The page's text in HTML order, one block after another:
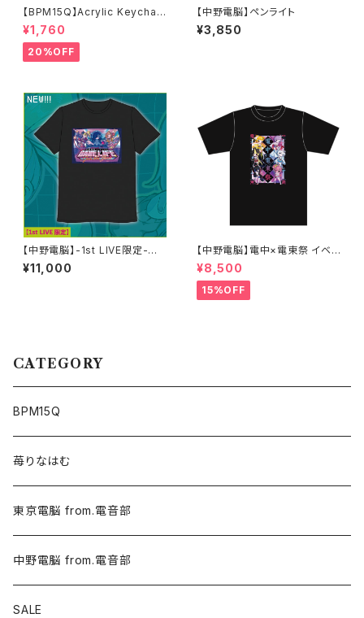
【BPM15Q】Acrylic Keychain
(rinahamu)
¥1,760
20%OFF
【中野電脳】ペンライト
¥3,850
【中野電脳】-1st LIVE限定-全
員サイン入りTシャツ
¥11,000
【中野電脳】電中×電東祭 イベン
ト限定Tシャツ（中野電脳サイン
入りver.）
¥8,500
15%OFF
CATEGORY
BPM15Q
苺りなはむ
東京電脳 from.電音部
中野電脳 from.電音部
SALE